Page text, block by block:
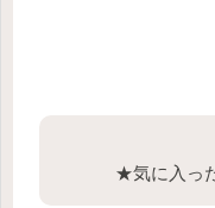
★気に入っ